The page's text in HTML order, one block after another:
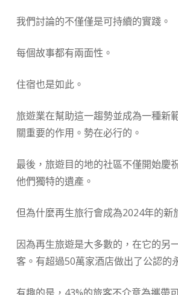
我們討論的不僅僅是可持續的實踐。
每個故事都有兩面性。
住宿也是如此。
旅遊業在幫助這一趨勢並成為一種新
關重要的作用。勢在必行的。
最後，旅遊目的地的社區不僅開始慶
他們獨特的遺產。
但為什麼再生旅行會成為2024年的新
因為再生旅遊是大多數的，在它的另
客。有超過50萬家酒店做出了公認的